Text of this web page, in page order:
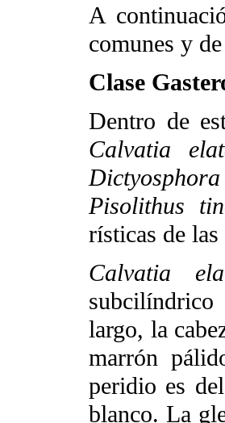
A
comunes y
Clase
Dentro de
Calvatia
Pisolithus
rísticas de las
Calvatia
largo, la
marrón
peridio es
blanco. La